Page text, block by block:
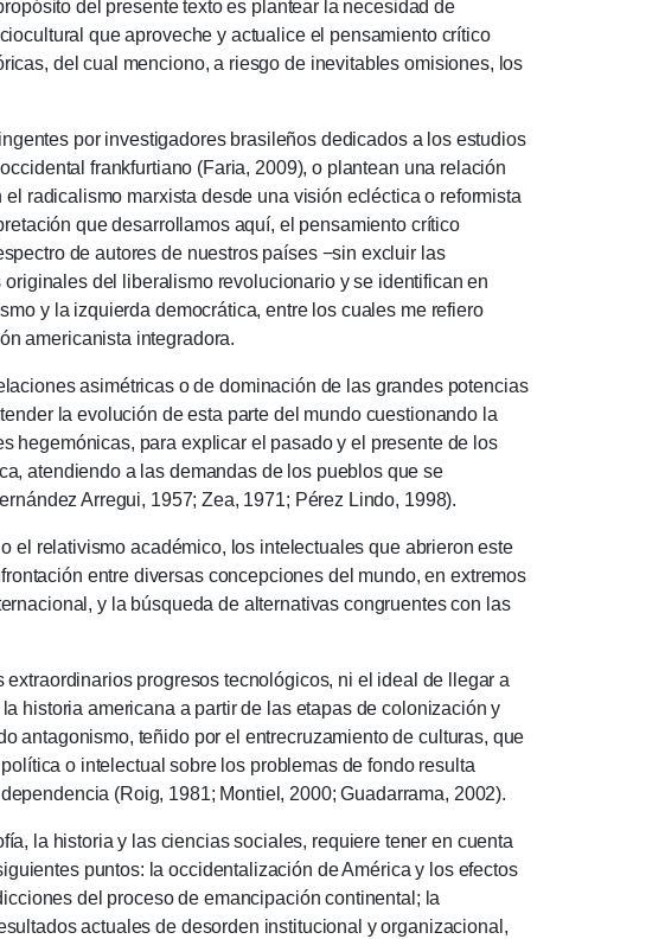
del presente texto es plantear la necesidad de
que aproveche y actualice el pensamiento crítico
del cual menciono, a riesgo de inevitables omisiones, los
por investigadores brasileños dedicados a los estudios
frankfurtiano (Faria, 2009), o plantean una relación
radicalismo marxista desde una visión ecléctica o reformista
que desarrollamos aquí, el pensamiento crítico
de autores de nuestros países −sin excluir las
del liberalismo revolucionario y se identifican en
y la izquierda democrática, entre los cuales me refiero
americanista integradora.
asimétricas o de dominación de las grandes potencias
la evolución de esta parte del mundo cuestionando la
hegemónicas, para explicar el pasado y el presente de los
atendiendo a las demandas de los pueblos que se
Arregui, 1957; Zea, 1971; Pérez Lindo, 1998).
el relativismo académico, los intelectuales que abrieron este
entre diversas concepciones del mundo, en extremos
y la búsqueda de alternativas congruentes con las
progresos tecnológicos, ni el ideal de llegar a
historia americana a partir de las etapas de colonización y
antagonismo, teñido por el entrecruzamiento de culturas, que
o intelectual sobre los problemas de fondo resulta
(Roig, 1981; Montiel, 2000; Guadarrama, 2002).
historia y las ciencias sociales, requiere tener en cuenta
puntos: la occidentalización de América y los efectos
del proceso de emancipación continental; la
actuales de desorden institucional y organizacional,